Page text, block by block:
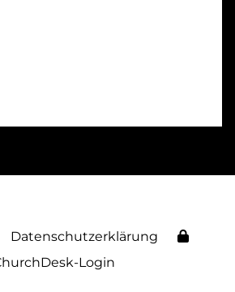
Datenschutzerklärung
Login